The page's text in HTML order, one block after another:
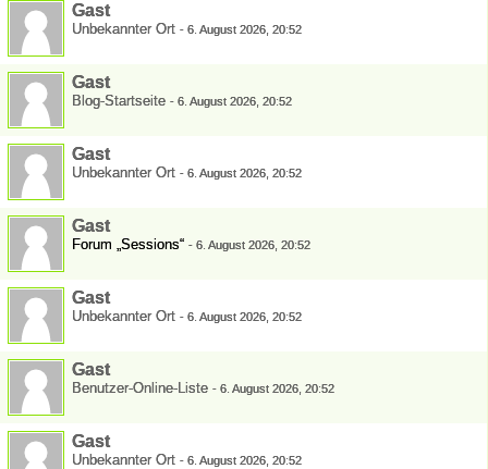
Gast
Unbekannter Ort - 6. August 2026, 20:52
Gast
Blog-Startseite - 6. August 2026, 20:52
Gast
Unbekannter Ort - 6. August 2026, 20:52
Gast
Forum „Sessions“ - 6. August 2026, 20:52
Gast
Unbekannter Ort - 6. August 2026, 20:52
Gast
Benutzer-Online-Liste - 6. August 2026, 20:52
Gast
Unbekannter Ort - 6. August 2026, 20:52